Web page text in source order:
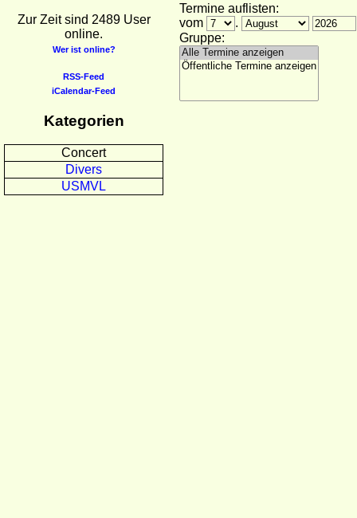
Zur Zeit sind 2489 User
online.
Wer ist online?
RSS-Feed
iCalendar-Feed
Kategorien
Concert
Divers
USMVL
Termine auflisten:
vom
.
Gruppe: